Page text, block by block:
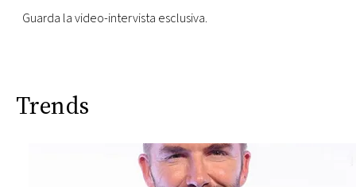
MONACO
Guarda la video-intervista esclusiva.
Trends